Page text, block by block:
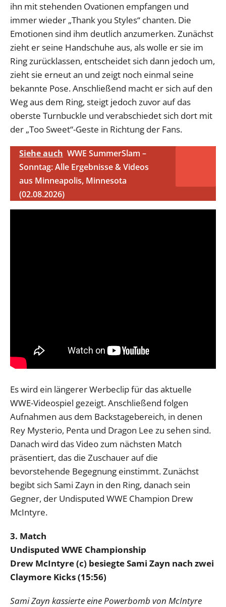
ihn mit stehenden Ovationen empfangen und
immer wieder „Thank you Styles“ chanten. Die
Emotionen sind ihm deutlich anzumerken. Zunächst
zieht er seine Handschuhe aus, als wolle er sie im
Ring zurücklassen, entscheidet sich dann jedoch um,
zieht sie erneut an und zeigt noch einmal seine
bekannte Pose. Anschließend macht er sich auf den
Weg aus dem Ring, steigt jedoch zuvor auf das
oberste Turnbuckle und verabschiedet sich dort mit
der „Too Sweet“-Geste in Richtung der Fans.
Siehe auch WWE SummerSlam –
Sonntag: Alle Ergebnisse & Videos
aus Minneapolis, Minnesota
(02.08.2026)
Es wird ein längerer Werbeclip für das aktuelle
WWE-Videospiel gezeigt. Anschließend folgen
Aufnahmen aus dem Backstagebereich, in denen
Rey Mysterio, Penta und Dragon Lee zu sehen sind.
Danach wird das Video zum nächsten Match
präsentiert, das die Zuschauer auf die
bevorstehende Begegnung einstimmt. Zunächst
begibt sich Sami Zayn in den Ring, danach sein
Gegner, der Undisputed WWE Champion Drew
McIntyre.
3. Match
Undisputed WWE Championship
Drew McIntyre (c) besiegte Sami Zayn nach zwei
Claymore Kicks (15:56)
Sami Zayn kassierte eine Powerbomb von McIntyre